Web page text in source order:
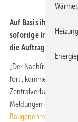
Auf Basis ihrer
sofortige
die Auftrags­bücher
„Der
fort“, kommentiert
Zentralverband
Meldungen des